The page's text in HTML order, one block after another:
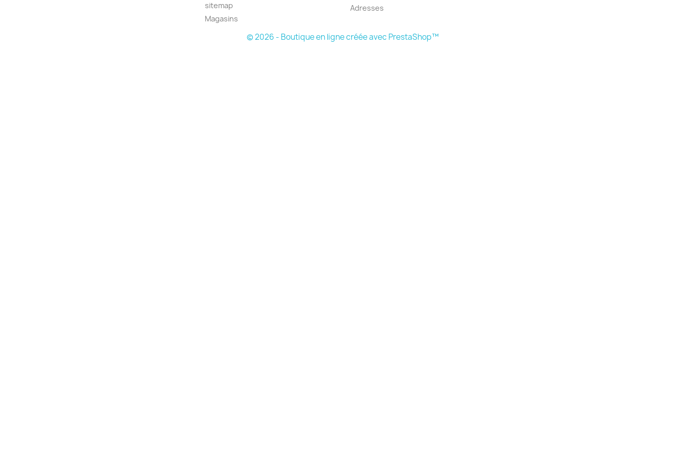
sitemap
Magasins
Adresses
© 2026 - Boutique en ligne créée avec PrestaShop™